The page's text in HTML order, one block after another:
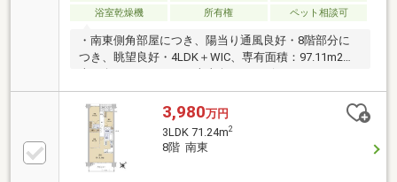
浴室乾燥機
所有権 ペット相談可
・南東側角部屋につき、陽当り通風良好・8階部分に
つき、眺望良好・4LDK＋WIC、専有面積：97.11m2・
ペット飼育可（細則あり）・敷地内駐車場全住戸1台
分有（駐車場使用契約による）・全居室収納スペース
有【充実した共用施設】・温浴施設（使用料：200円/
回 ※12歳以上）・フィットネスルーム（使用料：100
円/時間）・スタジオルーム（使用料：250円/30分）・
シアタールーム（使用料：150円/30分）・KIDSルーム
3,980万円
3LDK 71.24m2
8階 南東